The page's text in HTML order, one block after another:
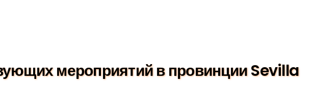
мероприятий в провинции Sevilla